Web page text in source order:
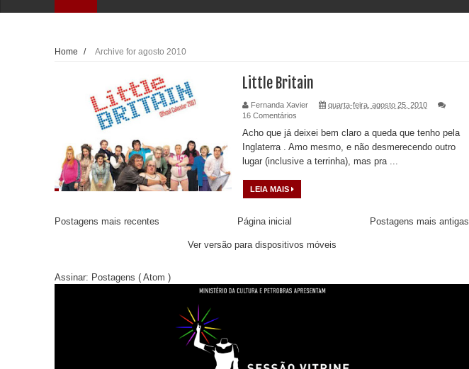
Home / Archive for agosto 2010
Little Britain
Fernanda Xavier
quarta-feira, agosto 25, 2010
16 Comentários
Acho que já deixei bem claro a queda que tenho pela
Inglaterra . Amo mesmo, e não desmerecendo outro
lugar (inclusive a terrinha), mas pra ...
LEIA MAIS
Postagens mais recentes Postagens mais antigas
Página inicial
Ver versão para dispositivos móveis
Assinar: Postagens ( Atom )